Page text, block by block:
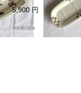
ナング窯 19twm8-2
5,900 円
soracoya